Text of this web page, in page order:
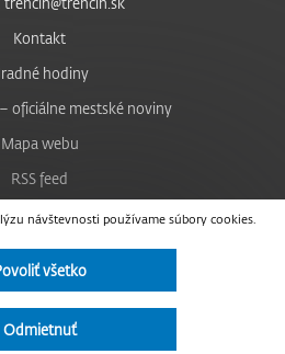
návštevnosti používame súbory cookies.
všetko
Odmietnuť
Kontakt
hodiny
oficiálne mestské noviny
Mapa webu
RSS feed
cookies
Facebook
Instagram